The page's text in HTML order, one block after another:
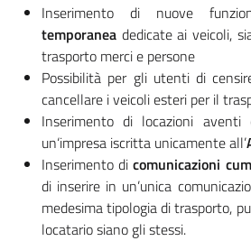
Inserimento di nuove
temporanea dedicate ai veicoli,
trasporto merci e persone
Possibilità per gli utenti di
cancellare i veicoli esteri per il
Inserimento di locazioni aventi
un‘impresa iscritta unicamente all’
Inserimento dicomunicazioni
di inserire in un’unica
medesima tipologia di trasporto,
locatario siano gli stessi.